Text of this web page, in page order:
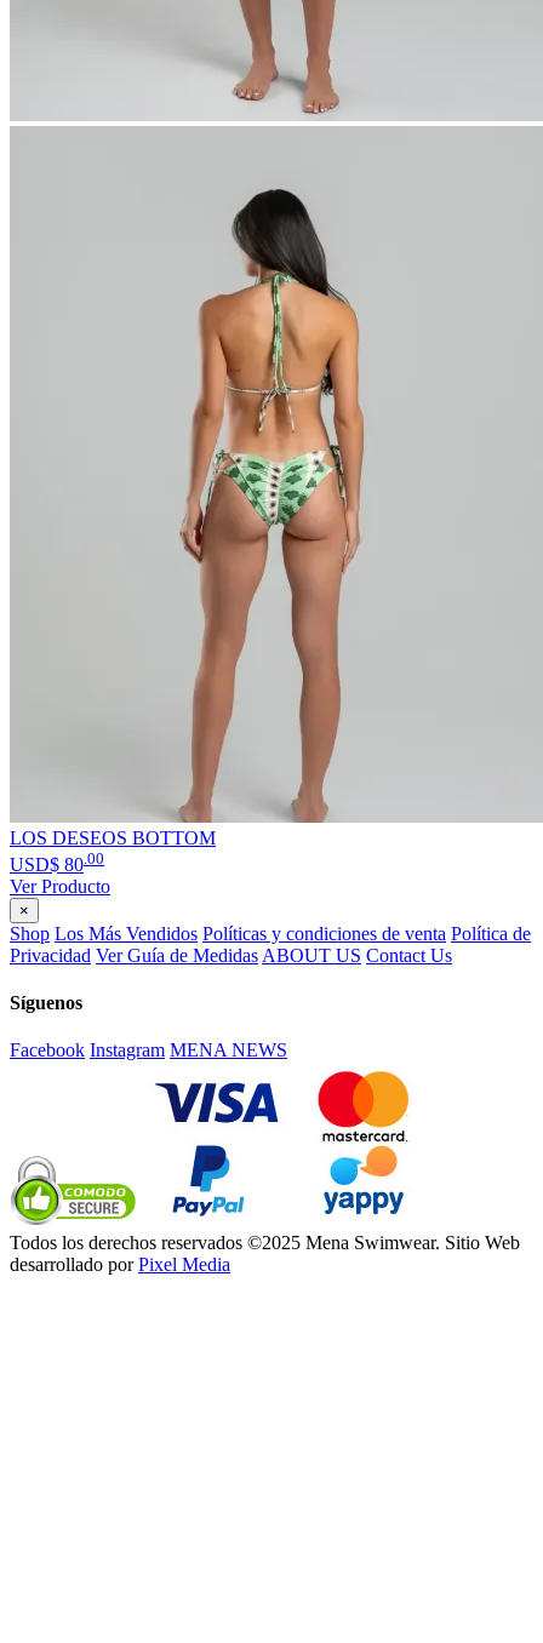
LOS DESEOS BOTTOM
USD$ 80 .00
Ver Producto
×
Shop Los Más Vendidos Políticas y condiciones de venta Política de
Privacidad Ver Guía de Medidas ABOUT US Contact Us
Síguenos
Facebook Instagram MENA NEWS
Todos los derechos reservados ©2025 Mena Swimwear. Sitio Web
desarrollado porPixel Media